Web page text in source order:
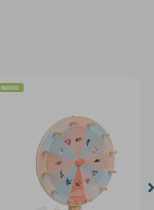
NUOVO